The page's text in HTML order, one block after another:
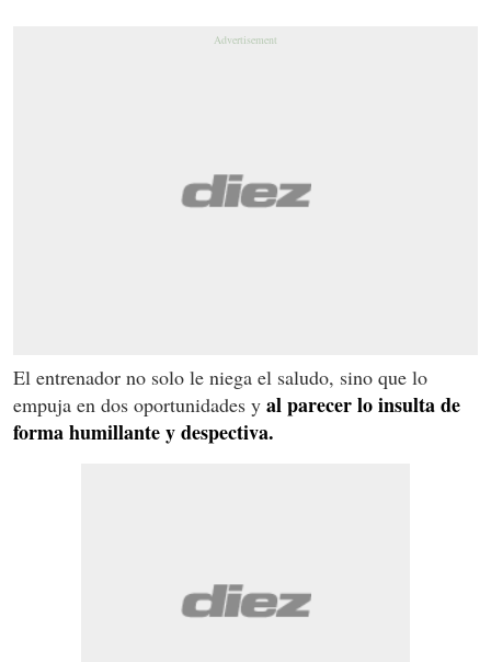
El entrenador no solo le niega el saludo, sino que lo
empuja en dos oportunidades y al parecer lo insulta de
forma humillante y despectiva.